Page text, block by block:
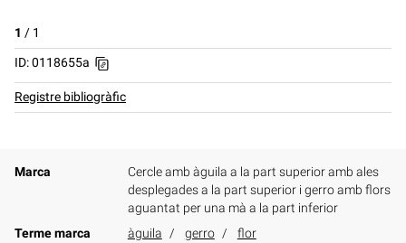
1 / 1
ID: 0118655a
Registre bibliogràfic
Marca
Cercle amb àguila a la part superior amb ales
desplegades a la part superior i gerro amb flors
aguantat per una mà a la part inferior
Terme marca
àguila gerro flor